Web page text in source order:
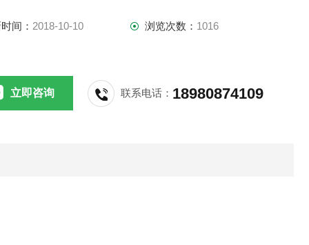
含水率的快速测定，同时满足固体、颗粒、
胶状体及液体含水率的测定要求
间： 2018-10-10 浏览次数： 1016
立即咨询 联系电话： 18980874109